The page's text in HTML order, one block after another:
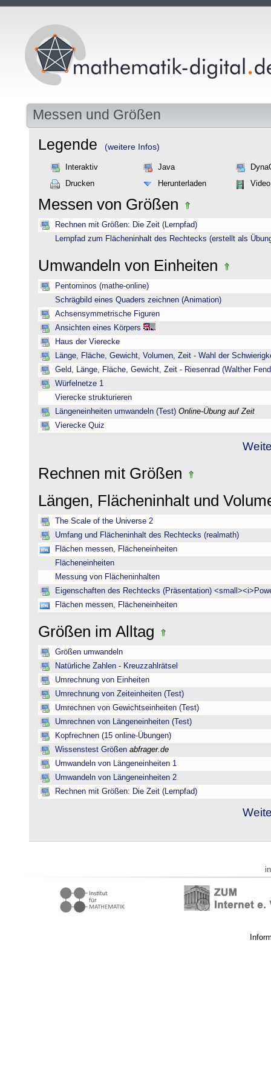
Messen und Größen
Legende (weitere Infos)
Interaktiv Java
Drucken
Herunterladen Video
Messen von Größen
Rechnen mit Größen: Die Zeit (Lernpfad)
Lernpfad zum Flächeninhalt des Rechtecks (erstellt als
Umwandeln von Einheiten
Pentominos (mathe-online)
Schrägbild eines Quaders zeichnen (Animation)
Achsensymmetrische Figuren
Ansichten eines Körpers
Haus der Vierecke
Länge, Fläche, Gewicht, Volumen, Zeit - Wahl der
Geld, Länge, Fläche, Gewicht, Zeit - Riesenrad (Walther
Würfelnetze 1
Vierecke strukturieren
Längeneinheiten umwandeln (Test) Online-Übung auf Zeit
Vierecke Quiz
Rechnen mit Größen
Längen, Flächeninhalt und
The Scale of the Universe 2
Umfang und Flächeninhalt des Rechtecks (realmath)
Flächen messen, Flächeneinheiten
Flächeneinheiten
Messung von Flächeninhalten
Eigenschaften des Rechtecks (Präsentation)
Flächen messen, Flächeneinheiten
Größen im Alltag
Größen umwandeln
Natürliche Zahlen - Kreuzzahlrätsel
Umrechnung von Einheiten
Umrechnung von Zeiteinheiten (Test)
Umrechnen von Gewichtseinheiten (Test)
Umrechnen von Längeneinheiten (Test)
Kopfrechnen (15 online-Übungen)
Wissenstest Größen abfrager.de
Umwandeln von Längeneinheiten 1
Umwandeln von Längeneinheiten 2
Rechnen mit Größen: Die Zeit (Lernpfad)